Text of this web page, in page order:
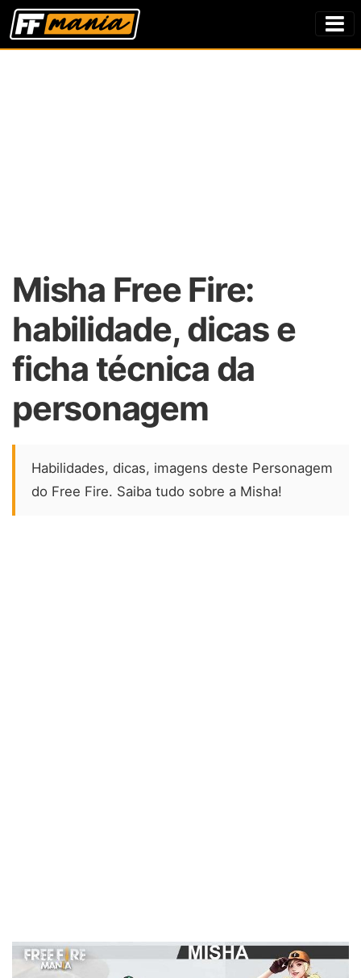
Misha Free Fire:
habilidade, dicas e
ficha técnica da
personagem
Habilidades, dicas, imagens deste Personagem
do Free Fire. Saiba tudo sobre a Misha!